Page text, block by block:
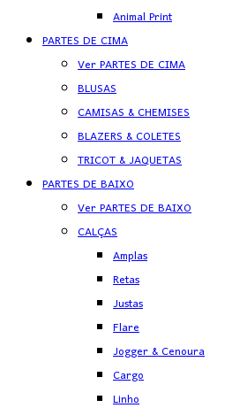
Animal Print
PARTES DE CIMA
Ver PARTES DE CIMA
BLUSAS
CAMISAS & CHEMISES
BLAZERS & COLETES
TRICOT & JAQUETAS
PARTES DE BAIXO
Ver PARTES DE BAIXO
CALÇAS
Amplas
Retas
Justas
Flare
Jogger & Cenoura
Cargo
Linho